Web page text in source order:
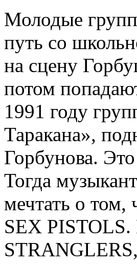
Молодые
путь со
на сцену
потом
1991 году
Таракана»,
Горбунова.
Тогда
мечтать о том,
SEX